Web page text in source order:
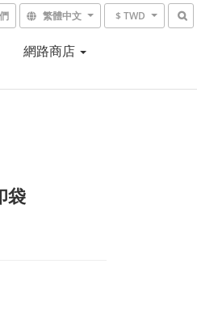
繁體中文 $ TWD
網路商店
袋